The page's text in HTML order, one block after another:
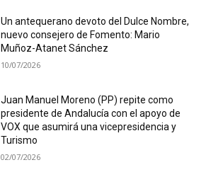
Un antequerano devoto del Dulce Nombre,
nuevo consejero de Fomento: Mario
Muñoz-Atanet Sánchez
10/07/2026
Juan Manuel Moreno (PP) repite como
presidente de Andalucía con el apoyo de
VOX que asumirá una vicepresidencia y
Turismo
02/07/2026